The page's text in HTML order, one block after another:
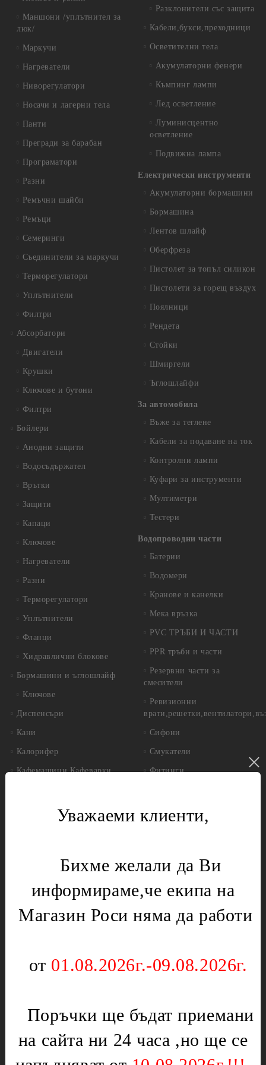
Маншони /уплътнител за
люк/
Маркучи
Нагреватели
Ниворегулатори
Носачи и лагерни тела
Панти
Прегради за барабан
Програматори
Разни
Ремъчни шайби
Ремъци
Семеринги
Съединители за маркучи
Терморегулатори
Уплътнители
Филтри
Абсорбатори
Двигатели
Крушки
Ключове и бутони
Филтри
Бойлери
Анодни защити
Водосъдържател
Врътки
Защити
Капаци
Ключове
Нагреватели
Разни
Терморегулатори
Уплътнители
Фланци
Хидравлични блокове
Бормашини и ъглошлайф
Ключове
Диспенсъри
Кани
Калорифер
Кафемашини,Кафеварки
Диоди и предпазители
Моторчета
Слюда
Ключове
Терморегулатори
Разклонители със защита
Кабели,букси,преходници
Осветителни тела
Акумулаторни фенери
Къмпинг лампи
Лед осветление
Луминисцентно
осветление
Подвижна лампа
Електрически инструменти
Акумулаторни бормашини
Бормашина
Лентов шлайф
Оберфреза
Пистолет за топъл силикон
Пистолети за горещ въздух
Поялници
Рендета
Стойки
Шмиргели
Ъглошлайфи
За автомобила
Въже за теглене
Кабели за подаване на ток
Контролни лампи
Куфари за инструменти
Мултиметри
Тестери
Водопроводни части
Батерии
Водомери
Кранове и канелки
Мека връзка
PVC ТРЪБИ И ЧАСТИ
PPR тръби и части
Резервни части за
смесители
Ревизионни
Сифони
Смукатели
Фитинги
Газови уреди
Оргаз
Котлони
Електрически уреди
Скари
Партигрил
Уреди за дома
Чушкопеци
Уважаеми клиенти,
Бихме желали да Ви
информираме,че екипа на
Магазин Роси няма да работи
от 01.08.2026г.-09.08.2026г.
Поръчки ще бъдат приемани
на сайта ни 24 часа ,но ще се